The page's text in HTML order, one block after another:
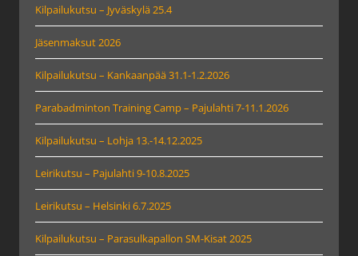
Kilpailukutsu – Jyväskylä 25.4
Jäsenmaksut 2026
Kilpailukutsu – Kankaanpää 31.1-1.2.2026
Parabadminton Training Camp – Pajulahti 7-11.1.2026
Kilpailukutsu – Lohja 13.-14.12.2025
Leirikutsu – Pajulahti 9-10.8.2025
Leirikutsu – Helsinki 6.7.2025
Kilpailukutsu – Parasulkapallon SM-Kisat 2025